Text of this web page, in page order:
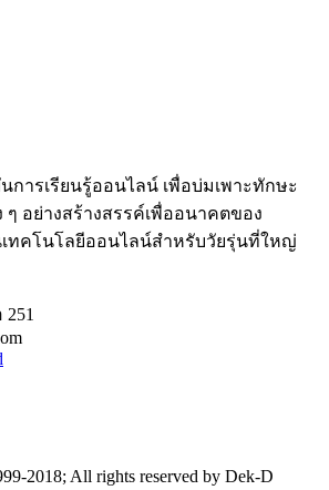
นการเรียนรู้ออนไลน์ เพื่อบ่มเพาะทักษะ
อย่างสร้างสรรค์เพื่ออนาคตของ
เทคโนโลยีออนไลน์สำหรับวัยรุ่นที่ใหญ่
251
2018; All rights reserved by Dek-D